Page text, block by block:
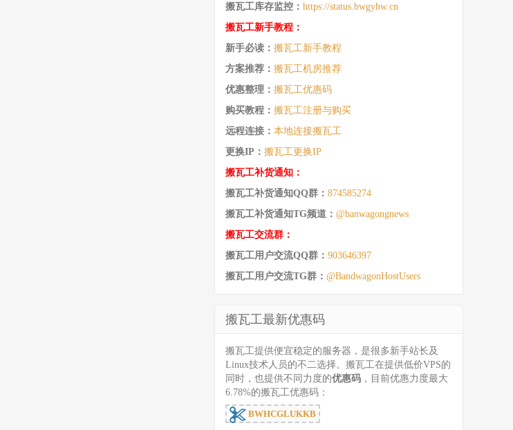
搬瓦工库存监控： https://status.bwgyhw.cn
搬瓦工新手教程：
新手必读： 搬瓦工新手教程
方案推荐： 搬瓦工机房推荐
优惠整理： 搬瓦工优惠码
购买教程： 搬瓦工注册与购买
远程连接： 本地连接搬瓦工
更换IP： 搬瓦工更换IP
搬瓦工补货通知：
搬瓦工补货通知QQ群： 874585274
搬瓦工补货通知TG频道： @banwagongnews
搬瓦工交流群：
搬瓦工用户交流QQ群： 903646397
搬瓦工用户交流TG群： @BandwagonHostUsers
搬瓦工最新优惠码
搬瓦工提供便宜稳定的服务器，是很多新手站长及
Linux技术人员的不二选择。搬瓦工在提供低价VPS的
同时，也提供不同力度的优惠码 ，目前优惠力度最大
6.78%的搬瓦工优惠码：
BWHCGLUKKB